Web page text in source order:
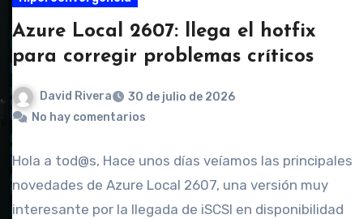
Azure Local 2607: llega el hotfix
para corregir problemas críticos
David Rivera
30 de julio de 2026
No hay comentarios
Hola a tod@s, Hace unos días veíamos las principales
novedades de Azure Local 2607, una versión muy
interesante por la llegada de iSCSI en disponibilidad